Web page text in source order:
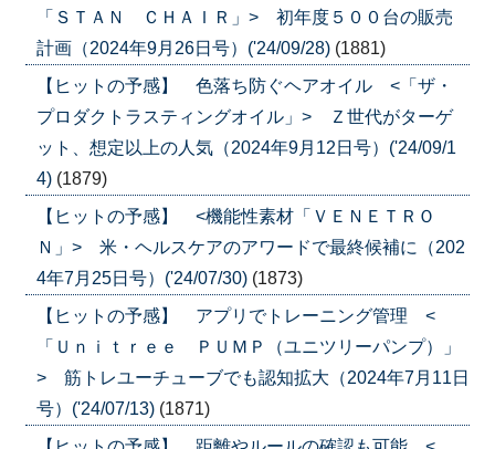
「ＳＴＡＮ ＣＨＡＩＲ」> 初年度５００台の販売
計画（2024年9月26日号）('24/09/28) (1881)
【ヒットの予感】 色落ち防ぐヘアオイル <「ザ・
プロダクトラスティングオイル」> Ｚ世代がターゲ
ット、想定以上の人気（2024年9月12日号）('24/09/1
4) (1879)
【ヒットの予感】 <機能性素材「ＶＥＮＥＴＲＯ
Ｎ」> 米・ヘルスケアのアワードで最終候補に（202
4年7月25日号）('24/07/30) (1873)
【ヒットの予感】 アプリでトレーニング管理 <
「Ｕｎｉｔｒｅｅ ＰＵＭＰ（ユニツリーパンプ）」
> 筋トレユーチューブでも認知拡大（2024年7月11日
号）('24/07/13) (1871)